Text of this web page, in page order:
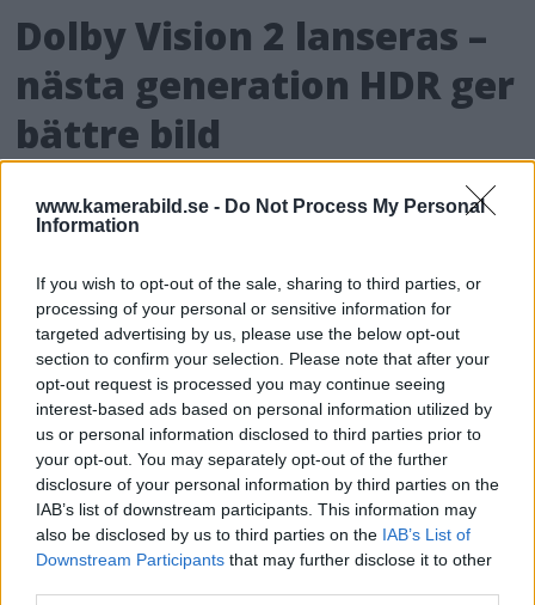
www.kamerabild.se - Do Not Process My Personal
Information
If you wish to opt-out of the sale, sharing to third parties, or
processing of your personal or sensitive information for
targeted advertising by us, please use the below opt-out
section to confirm your selection. Please note that after your
opt-out request is processed you may continue seeing
interest-based ads based on personal information utilized by
us or personal information disclosed to third parties prior to
your opt-out. You may separately opt-out of the further
disclosure of your personal information by third parties on the
IAB’s list of downstream participants. This information may
also be disclosed by us to third parties on the IAB’s List of
Downstream Participants that may further disclose it to other
Dolby Vision 2 lanseras –
nästa generation HDR ger
bättre bild
För de som älskar både film och dynamiskt
omfång släpps nu Dolby Vision 2, en ny
och förbättrar den för tittaren.